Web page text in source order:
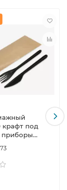
крафт под
приборы